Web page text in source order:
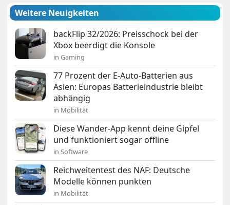
Weitere Neuigkeiten
backFlip 32/2026: Preisschock bei der
Xbox beerdigt die Konsole
in Gaming
77 Prozent der E-Auto-Batterien aus
Asien: Europas Batterieindustrie bleibt
abhängig
in Mobilität
Diese Wander-App kennt deine Gipfel
und funktioniert sogar offline
in Software
Reichweitentest des NAF: Deutsche
Modelle können punkten
in Mobilität